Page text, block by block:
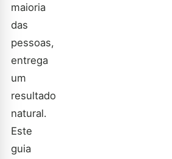
maioria
das
pessoas,
entrega
um
resultado
natural.
Este
guia